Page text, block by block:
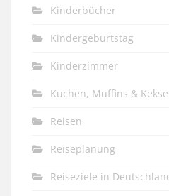
Kinderbücher
Kindergeburtstag
Kinderzimmer
Kuchen, Muffins & Kekse
Reisen
Reiseplanung
Reiseziele in